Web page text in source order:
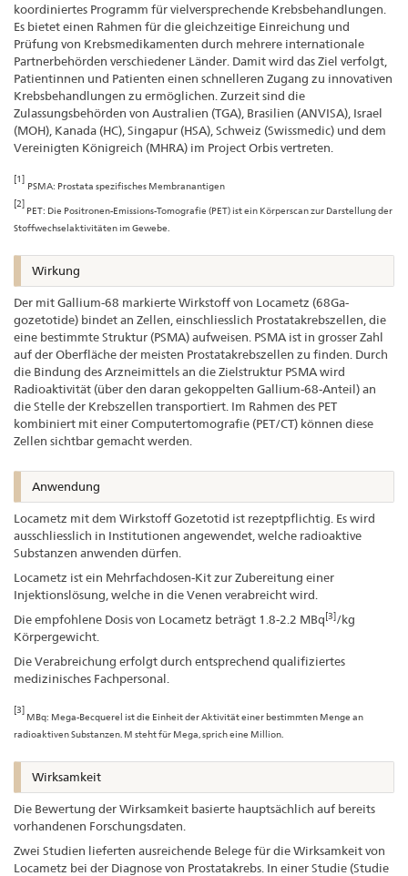
koordiniertes Programm für vielversprechende Krebsbehandlungen.
Es bietet einen Rahmen für die gleichzeitige Einreichung und
Prüfung von Krebsmedikamenten durch mehrere internationale
Partnerbehörden verschiedener Länder. Damit wird das Ziel verfolgt,
Patientinnen und Patienten einen schnelleren Zugang zu innovativen
Krebsbehandlungen zu ermöglichen. Zurzeit sind die
Zulassungsbehörden von Australien (TGA), Brasilien (ANVISA), Israel
(MOH), Kanada (HC), Singapur (HSA), Schweiz (Swissmedic) und dem
Vereinigten Königreich (MHRA) im Project Orbis vertreten.
[1]
PSMA: Prostata spezifisches Membranantigen
[2]
PET: Die Positronen-Emissions-Tomografie (PET) ist ein Körperscan zur Darstellung der
Stoffwechselaktivitäten im Gewebe.
Wirkung
Der mit Gallium-68 markierte Wirkstoff von Locametz (68Ga-
gozetotide) bindet an Zellen, einschliesslich Prostatakrebszellen, die
eine bestimmte Struktur (PSMA) aufweisen. PSMA ist in grosser Zahl
auf der Oberfläche der meisten Prostatakrebszellen zu finden. Durch
die Bindung des Arzneimittels an die Zielstruktur PSMA wird
Radioaktivität (über den daran gekoppelten Gallium-68-Anteil) an
die Stelle der Krebszellen transportiert. Im Rahmen des PET
kombiniert mit einer Computertomografie (PET/CT) können diese
Zellen sichtbar gemacht werden.
Anwendung
Locametz mit dem Wirkstoff Gozetotid ist rezeptpflichtig. Es wird
ausschliesslich in Institutionen angewendet, welche radioaktive
Substanzen anwenden dürfen.
Locametz ist ein Mehrfachdosen-Kit zur Zubereitung einer
Injektionslösung, welche in die Venen verabreicht wird.
Die empfohlene Dosis von Locametz beträgt 1.8-2.2 MBq[3]/kg
Körpergewicht.
Die Verabreichung erfolgt durch entsprechend qualifiziertes
medizinisches Fachpersonal.
[3]
MBq: Mega-Becquerel ist die Einheit der Aktivität einer bestimmten Menge an
radioaktiven Substanzen. M steht für Mega, sprich eine Million.
Wirksamkeit
Die Bewertung der Wirksamkeit basierte hauptsächlich auf bereits
vorhandenen Forschungsdaten.
Zwei Studien lieferten ausreichende Belege für die Wirksamkeit von
Locametz bei der Diagnose von Prostatakrebs. In einer Studie (Studie